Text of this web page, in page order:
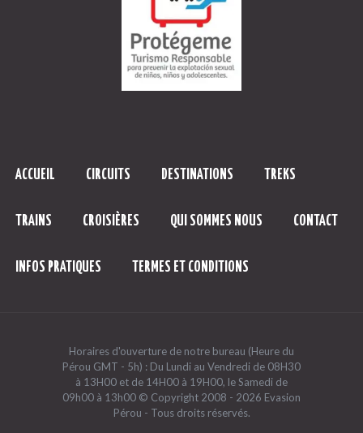
ACCUEIL CIRCUITS DESTINATIONS TREKS
TRAINS CROISIÈRES QUI SOMMES NOUS CONTACT
INFOS PRATIQUES TERMES ET CONDITIONS
Horaires d'ouverture de notre bureau (Heure du
Pérou GMT - 5h) : Du Lundi au Vendredi de 08H30
à 13H00 et de 14H00 à 19H00, le Samedi de
09h00 à 13h00 © Copyright 2008 - 2026 Evasion
Pérou - Tous droits réservés.